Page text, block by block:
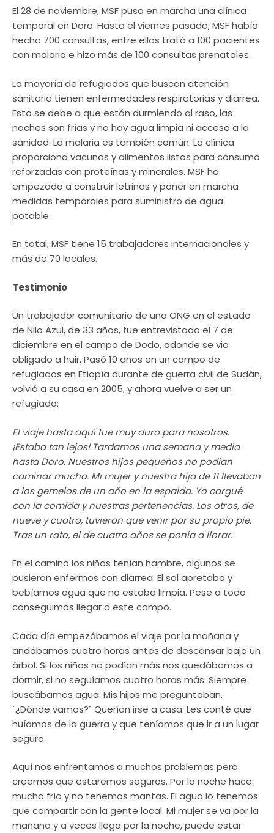
El 28 de noviembre, MSF puso en marcha una clínica
temporal en Doro. Hasta el viernes pasado, MSF había
hecho 700 consultas, entre ellas trató a 100 pacientes
con malaria e hizo más de 100 consultas prenatales.
La mayoría de refugiados que buscan atención
sanitaria tienen enfermedades respiratorias y diarrea.
Esto se debe a que están durmiendo al raso, las
noches son frías y no hay agua limpia ni acceso a la
sanidad. La malaria es también común. La clínica
proporciona vacunas y alimentos listos para consumo
reforzadas con proteínas y minerales. MSF ha
empezado a construir letrinas y poner en marcha
medidas temporales para suministro de agua
potable.
En total, MSF tiene 15 trabajadores internacionales y
más de 70 locales.
Testimonio
Un trabajador comunitario de una ONG en el estado
de Nilo Azul, de 33 años, fue entrevistado el 7 de
diciembre en el campo de Dodo, adonde se vio
obligado a huir. Pasó 10 años en un campo de
refugiados en Etiopía durante de guerra civil de Sudán,
volvió a su casa en 2005, y ahora vuelve a ser un
refugiado:
El viaje hasta aquí fue muy duro para nosotros.
¡Estaba tan lejos! Tardamos una semana y media
hasta Doro. Nuestros hijos pequeños no podían
caminar mucho. Mi mujer y nuestra hija de 11 llevaban
a los gemelos de un año en la espalda. Yo cargué
con la comida y nuestras pertenencias. Los otros, de
nueve y cuatro, tuvieron que venir por su propio pie.
Tras un rato, el de cuatro años se ponía a llorar.
En el camino los niños tenían hambre, algunos se
pusieron enfermos con diarrea. El sol apretaba y
bebíamos agua que no estaba limpia. Pese a todo
conseguimos llegar a este campo.
Cada día empezábamos el viaje por la mañana y
andábamos cuatro horas antes de descansar bajo un
árbol. Si los niños no podían más nos quedábamos a
dormir, si no seguíamos cuatro horas más. Siempre
buscábamos agua. Mis hijos me preguntaban,
´¿Dónde vamos?´ Querían irse a casa. Les conté que
huíamos de la guerra y que teníamos que ir a un lugar
seguro.
Aquí nos enfrentamos a muchos problemas pero
creemos que estaremos seguros. Por la noche hace
mucho frío y no tenemos mantas. El agua lo tenemos
que compartir con la gente local. Mi mujer se va por la
mañana y a veces llega por la noche, puede estar